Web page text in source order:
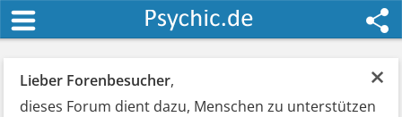
×
Lieber Forenbesucher,
dieses Forum dient dazu, Menschen zu unterstützen